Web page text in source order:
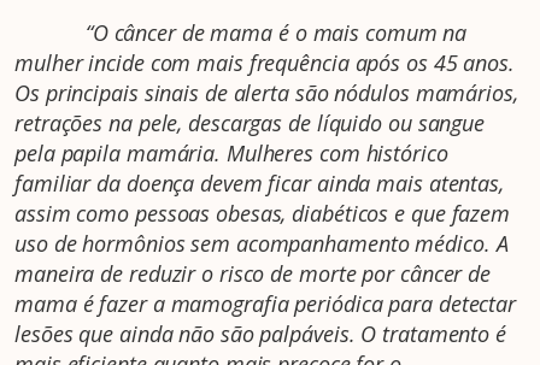
“O câncer de mama é o mais comum na
mulher incide com mais frequência após os 45 anos.
Os principais sinais de alerta são nódulos mamários,
retrações na pele, descargas de líquido ou sangue
pela papila mamária. Mulheres com histórico
familiar da doença devem ficar ainda mais atentas,
assim como pessoas obesas, diabéticos e que fazem
uso de hormônios sem acompanhamento médico. A
maneira de reduzir o risco de morte por câncer de
mama é fazer a mamografia periódica para detectar
lesões que ainda não são palpáveis. O tratamento é